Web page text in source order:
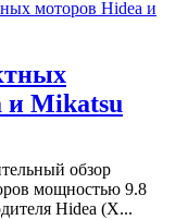
и Mikatsu
обзор
мощностью 9.8
Hidea (Х...